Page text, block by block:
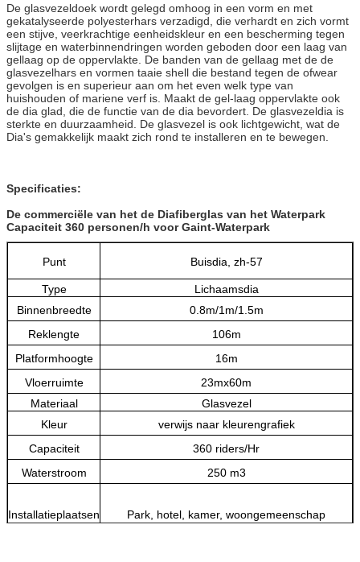
De glasvezeldoek wordt gelegd omhoog in een vorm en met
gekatalyseerde polyesterhars verzadigd, die verhardt en zich vormt
een stijve, veerkrachtige eenheidskleur en een bescherming tegen
slijtage en waterbinnendringen worden geboden door een laag van
gellaag op de oppervlakte. De banden van de gellaag met de de
glasvezelhars en vormen taaie shell die bestand tegen de ofwear
gevolgen is en superieur aan om het even welk type van
huishouden of mariene verf is. Maakt de gel-laag oppervlakte ook
de dia glad, die de functie van de dia bevordert. De glasvezeldia is
sterkte en duurzaamheid. De glasvezel is ook lichtgewicht, wat de
Dia's gemakkelijk maakt zich rond te installeren en te bewegen.
Specificaties:
De commerciële van het de Diafiberglas van het Waterpark
Capaciteit 360 personen/h voor Gaint-Waterpark
Punt Buisdia, zh-57
Type
Lichaamsdia
Binnenbreedte
0.8m/1m/1.5m
Reklengte
106m
Platformhoogte
16m
Vloerruimte
23mx60m
Materiaal
Glasvezel
Kleur
verwijs naar kleurengrafiek
Capaciteit
360 riders/Hr
Waterstroom
250 m3
Installatieplaatsen Park, hotel, kamer, woongemeenschap